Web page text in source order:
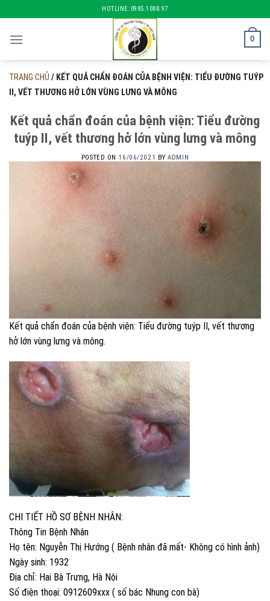
content
HOTLINE: 0985.1088.97
0
TRANG CHỦ / KẾT QUẢ CHẨN ĐOÁN CỦA BỆNH VIỆN: TIỂU ĐƯỜNG TUÝP
II, VẾT THƯƠNG HỞ LỚN VÙNG LƯNG VÀ MÔNG
Kết quả chẩn đoán của bệnh viện: Tiểu đường
tuýp II, vết thương hở lớn vùng lưng và mông
POSTED ON 16/06/2021 BYADMIN
Kết quả chẩn đoán của bệnh viện: Tiểu đường tuýp II, vết thương
hở lớn vùng lưng và mông.
CHI TIẾT HỒ SƠ BỆNH NHÂN:
Thông Tin Bệnh Nhân
Họ tên: Nguyễn Thị Hướng ( Bệnh nhân đã mất- Không có hình ảnh)
Ngày sinh: 1932
Địa chỉ: Hai Bà Trưng, Hà Nội
Số điện thoại: 0912609xxx ( số bác Nhung con bà)